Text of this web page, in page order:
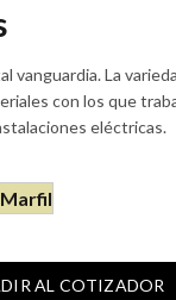
vanguardia. La
con los que
eléctricas.
Marfil
Unipolares
AL COTIZADOR